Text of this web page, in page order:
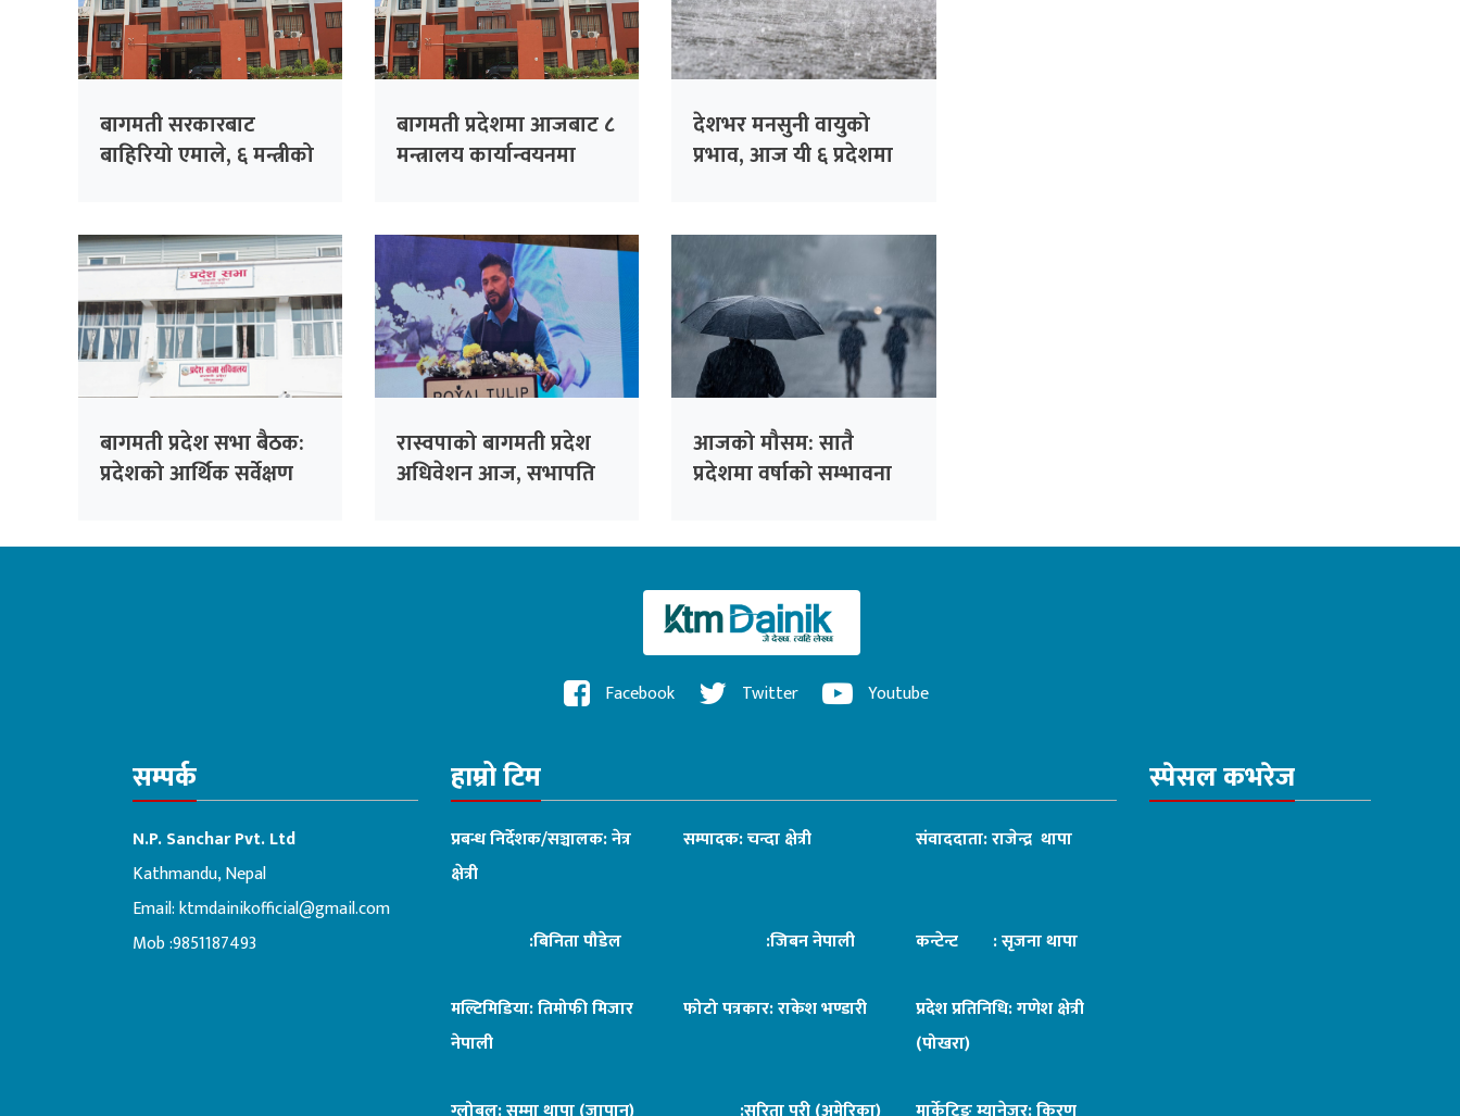
बागमती सरकारबाट
बाहिरियो एमाले, ६ मन्त्रीको
बागमती प्रदेशमा आजबाट ८
मन्त्रालय कार्यान्वयनमा
देशभर मनसुनी वायुको
प्रभाव, आज यी ६ प्रदेशमा
बागमती प्रदेश सभा बैठक:
प्रदेशको आर्थिक सर्वेक्षण
रास्वपाको बागमती प्रदेश
अधिवेशन आज, सभापति
आजको मौसम: सातै
प्रदेशमा वर्षाको सम्भावना
Facebook Twitter Youtube
सम्पर्क
N.P. Sanchar Pvt. Ltd
Kathmandu, Nepal
Email:ktmdainikofficial@gmail.com
Mob :9851187493
हाम्रो टिम
प्रबन्ध निर्देशक/सञ्चालक: नेत्र
क्षेत्री
सम्पादक: चन्दा क्षेत्री संवाददाता: राजेन्द्र थापा
:बिनिता पौडेल :जिबन नेपाली कन्टेन्ट : सृजना थापा
मल्टिमिडिया: तिमोफी मिजार
नेपाली
फोटो पत्रकार: राकेश भण्डारी
प्रदेश प्रतिनिधि: गणेश क्षेत्री
(पोखरा)
स्पेसल कभरेज